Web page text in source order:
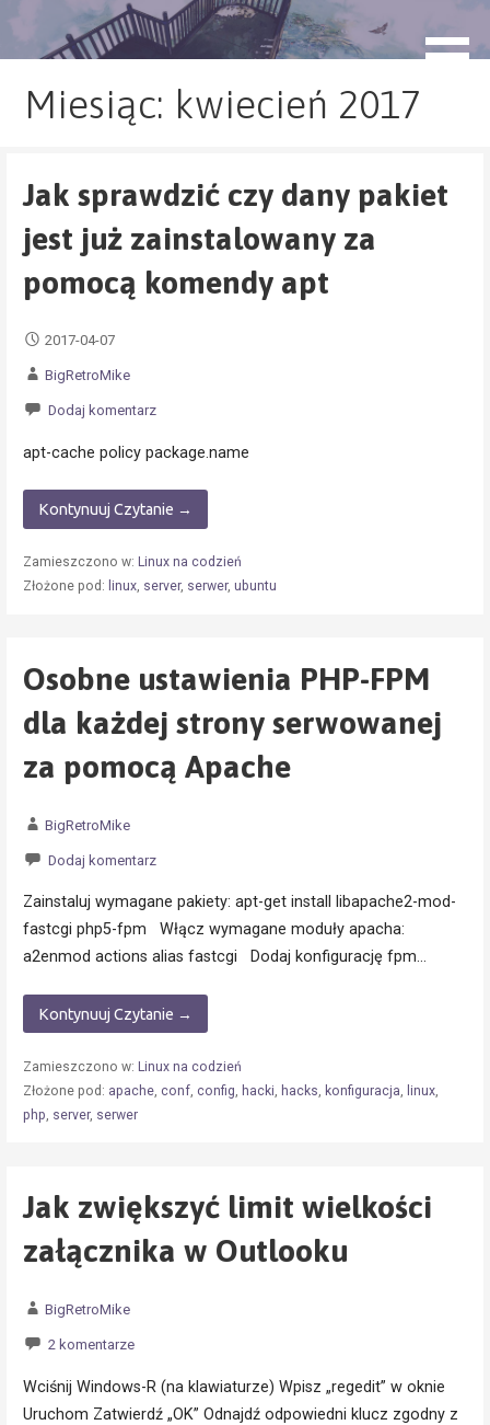
blog.monogatari.pl
Miesiąc: kwiecień 2017
Jak sprawdzić czy dany pakiet
jest już zainstalowany za
pomocą komendy apt
2017-04-07
BigRetroMike
Dodaj komentarz
apt-cache policy package.name
Kontynuuj Czytanie →
Zamieszczono w: Linux na codzień
Złożone pod: linux, server, serwer, ubuntu
Osobne ustawienia PHP-FPM
dla każdej strony serwowanej
za pomocą Apache
BigRetroMike
Dodaj komentarz
Zainstaluj wymagane pakiety: apt-get install libapache2-mod-
fastcgi php5-fpm Włącz wymagane moduły apacha:
a2enmod actions alias fastcgi Dodaj konfigurację fpm…
Kontynuuj Czytanie →
Zamieszczono w: Linux na codzień
Złożone pod: apache, conf, config hacki hacks konfiguracja linux,
php server, serwer
Jak zwiększyć limit wielkości
załącznika w Outlooku
BigRetroMike
2 komentarze
Wciśnij Windows-R (na klawiaturze) Wpisz „regedit” w oknie
Uruchom Zatwierdź „OK” Odnajdź odpowiedni klucz zgodny z